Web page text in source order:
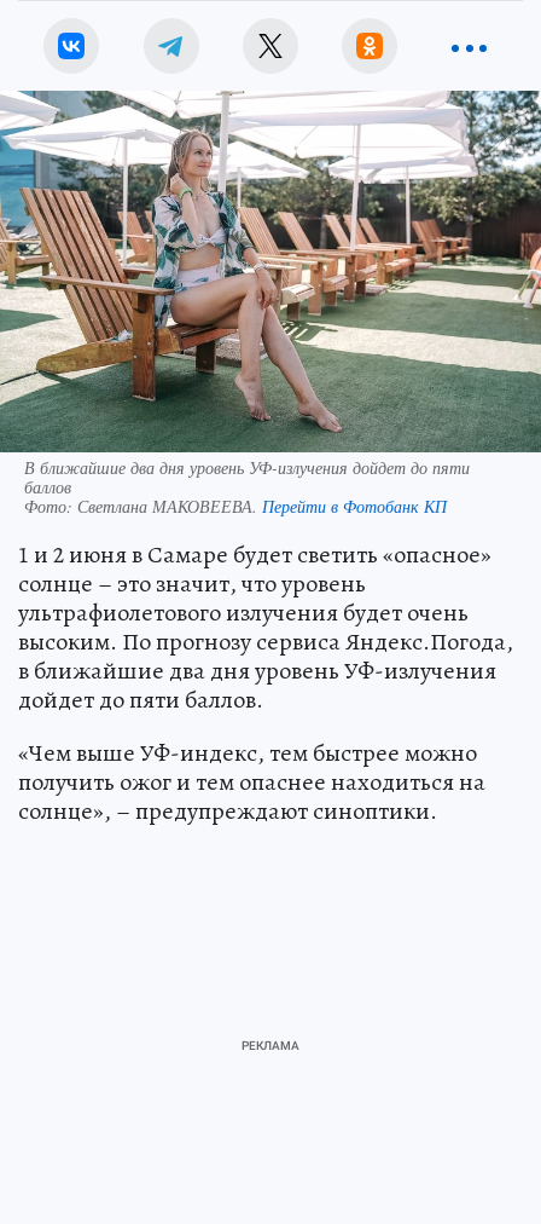
В ближайшие два дня уровень УФ-излучения дойдет до пяти
баллов
Фото: Светлана МАКОВЕЕВА. Перейти в Фотобанк КП
1 и 2 июня в Самаре будет светить «опасное»
солнце – это значит, что уровень
ультрафиолетового излучения будет очень
высоким. По прогнозу сервиса Яндекс.Погода,
в ближайшие два дня уровень УФ-излучения
дойдет до пяти баллов.
«Чем выше УФ-индекс, тем быстрее можно
получить ожог и тем опаснее находиться на
солнце», – предупреждают синоптики.